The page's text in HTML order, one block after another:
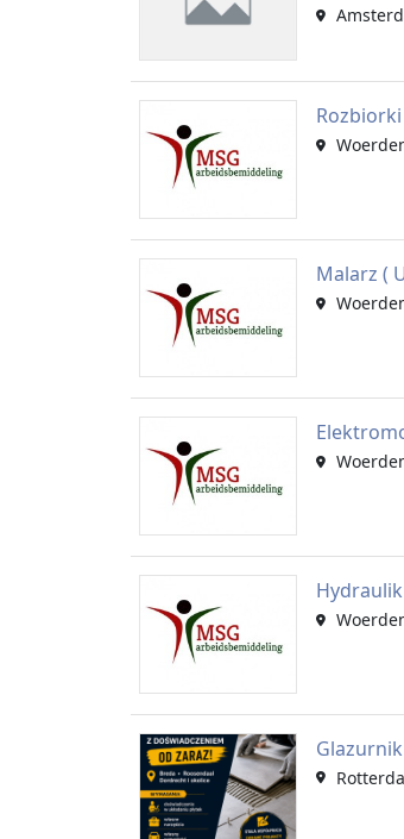
Malarz (
Glazurnik